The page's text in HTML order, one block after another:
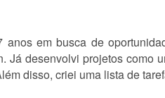
em busca de
Já desenvolvi projetos como
disso, criei uma lista de